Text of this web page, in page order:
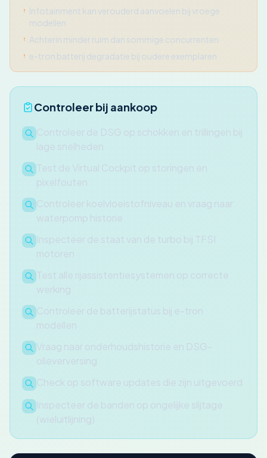
Infotainment kan verouderd aanvoelen bij vroege
modellen
Achterin minder ruim dan sommige concurrenten
e-tron batterij degradatie bij oudere exemplaren
Controleer bij aankoop
Controleer de DSG op schokken en trillingen bij
lage snelheden
Test de Virtual Cockpit op storingen en
pixelfouten
Controleer koelvloeistofniveau en vraag naar
waterpomp historie
Inspecteer de staat van de turbo bij TFSI
motoren
Test alle rijassistentiesystemen op correcte
werking
Controleer de batterijstatus bij e-tron
modellen
Vraag naar onderhoudshistorie en DSG-
olieverversing
Check op software updates die zijn uitgevoerd
Inspecteer de banden op ongelijke slijtage
(wieluitlijning)